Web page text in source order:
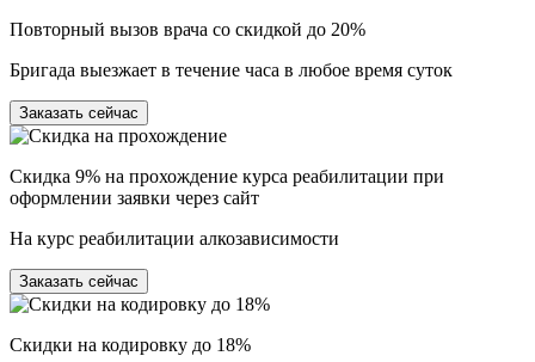
Повторный вызов врача со скидкой до 20%
Бригада выезжает в течение часа в любое время суток
Заказать сейчас
Скидка 9% на прохождение курса реабилитации при
оформлении заявки через сайт
На курс реабилитации алкозависимости
Заказать сейчас
Скидки на кодировку до 18%